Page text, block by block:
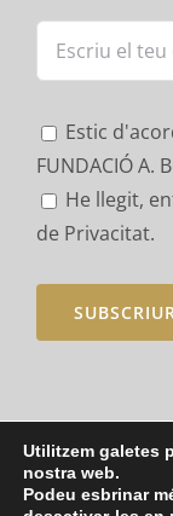
Estic
FUNDACIÓ A.
He llegit,
de Privacitat.
Utilitzem galetes
nostra web.
Podeu esbrinar